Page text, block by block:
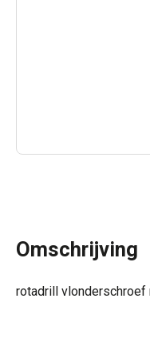
Omschrijving
rotadrill